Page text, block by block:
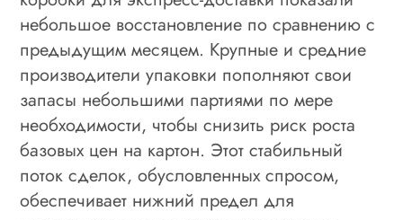
небольшое восстановление по сравнению с
предыдущим месяцем. Крупные и средние
производители упаковки пополняют свои
запасы небольшими партиями по мере
необходимости, чтобы снизить риск роста
базовых цен на картон. Этот стабильный
поток сделок, обусловленных спросом,
обеспечивает нижний предел для